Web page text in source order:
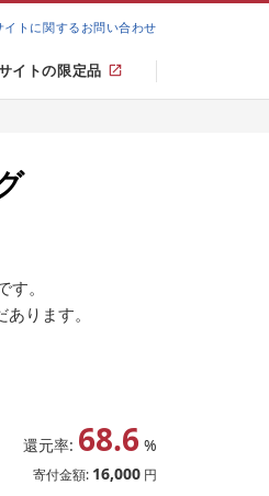
イトに関するお問い合わせ
イトの限定品
。
ります。
還元率: 68.6 %
寄付金額: 16,000 円